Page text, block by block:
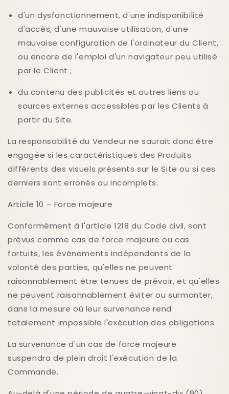
d'un dysfonctionnement, d'une indisponibilité
d'accès, d'une mauvaise utilisation, d'une
mauvaise configuration de l'ordinateur du Client,
ou encore de l'emploi d'un navigateur peu utilisé
par le Client ;
du contenu des publicités et autres liens ou
sources externes accessibles par les Clients à
partir du Site.
La responsabilité du Vendeur ne saurait donc être
engagée si les caractéristiques des Produits
différents des visuels présents sur le Site ou si ces
derniers sont erronés ou incomplets.
Article 10 – Force majeure
Conformément à l'article 1218 du Code civil, sont
prévus comme cas de force majeure ou cas
fortuits, les événements indépendants de la
volonté des parties, qu'elles ne peuvent
raisonnablement être tenues de prévoir, et qu'elles
ne peuvent raisonnablement éviter ou surmonter,
dans la mesure où leur survenance rend
totalement impossible l'exécution des obligations.
La survenance d'un cas de force majeure
suspendra de plein droit l'exécution de la
Commande.